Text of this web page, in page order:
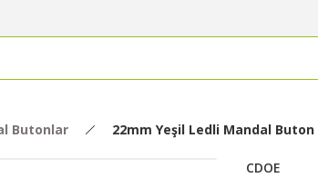
Butonlar 22mm Yeşil Ledli Mandal
CDOE